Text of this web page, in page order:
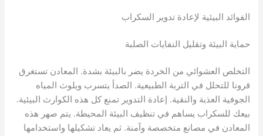
الفوائد البيئية لإعادة تدوير السكراب
حماية البيئة وتقليل النفايات الصلبة
التخلص العشوائي من الخردة يضر بالبيئة بشدة. المعادن تستغرق
قرونا للتحلل في التربة الطبيعية. الصدأ يتسرب ويلوث المياه
الجوفية العذبة والنقية. إعادة التدوير تمنع كل هذه الكوارث البيئية.
بيعك للسكراب يساهم في تنظيف البيئة المحيطة. يتم صهر هذه
المعادن في مصانع متخصصة وآمنة. ثم يعاد تشكيلها واستخدامها